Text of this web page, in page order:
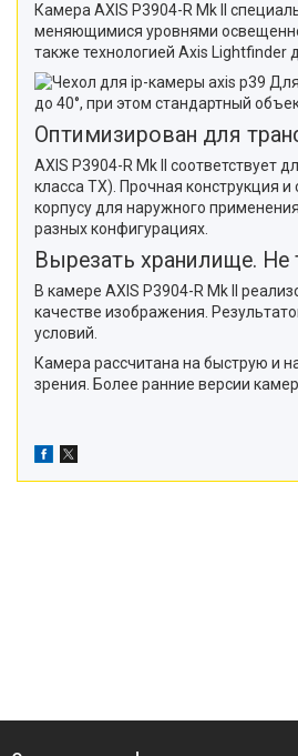
Камера AXIS P3904-R Mk II
меняющимися уровнями
также технологией Axis
до 40°, при этом стандартный
Оптимизирован для
AXIS P3904-R Mk II соответствует
класса TX). Прочная конструкция
корпусу для наружного
разных конфигурациях.
Вырезать хранилище. Не
В камере AXIS P3904-R Mk II
качестве изображения.
условий.
Камера рассчитана на быструю и
зрения. Более ранние версии